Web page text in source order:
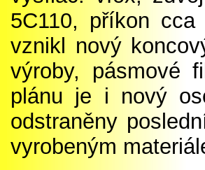
5C110, příkon
vznikl nový
výroby, pásmové
plánu je i nový
odstraněny
vyrobeným